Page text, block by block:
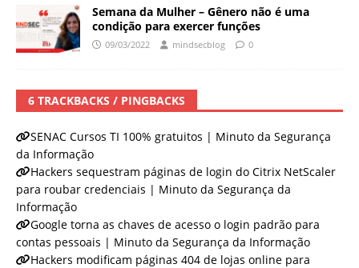
Semana da Mulher – Gênero não é uma
condição para exercer funções
09/03/2022 mindsecblog 0
6 TRACKBACKS / PINGBACKS
SENAC Cursos TI 100% gratuitos | Minuto da Segurança
da Informação
Hackers sequestram páginas de login do Citrix NetScaler
para roubar credenciais | Minuto da Segurança da
Informação
Google torna as chaves de acesso o login padrão para
contas pessoais | Minuto da Segurança da Informação
Hackers modificam páginas 404 de lojas online para